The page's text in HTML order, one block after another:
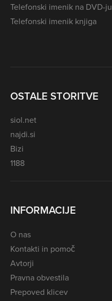
Telefonski imenik na DVD-ju
Telefonski imenik knjiga
OSTALE STORITVE
siol.net
najdi.si
Bizi
1188
INFORMACIJE
O nas
Kontakti in pomoč
Avtorji
Pravna obvestila
Prepoved klicev